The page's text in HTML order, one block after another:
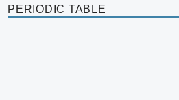
PERIODIC TABLE